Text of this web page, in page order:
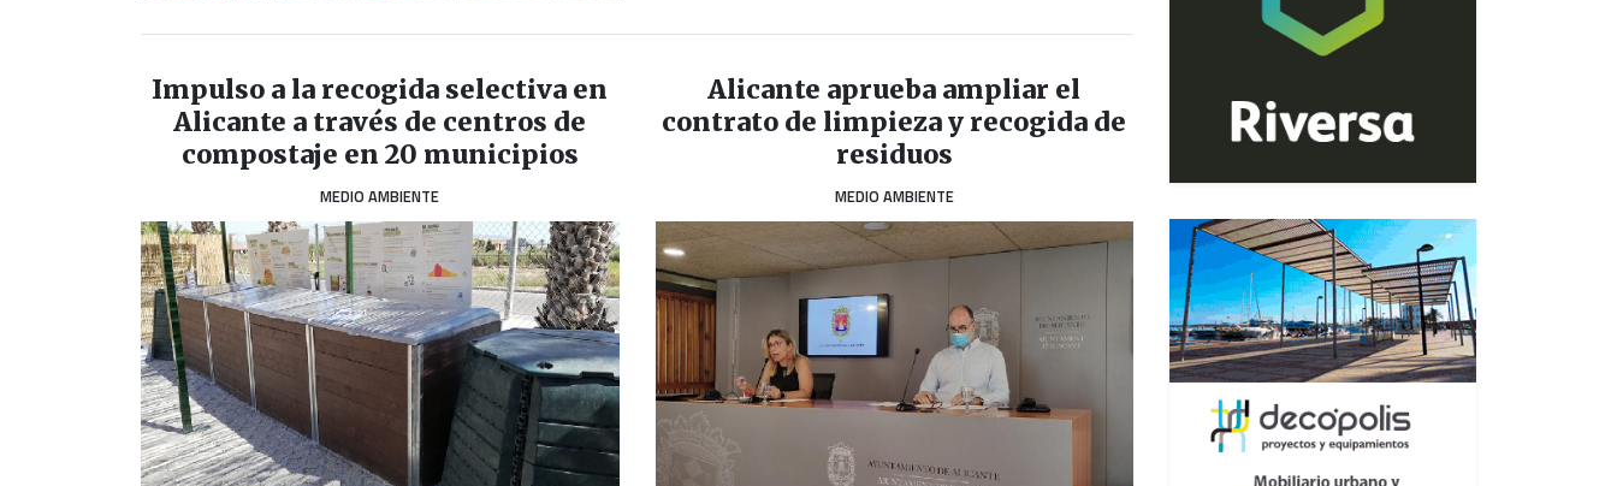
Impulso a la recogida selectiva en
Alicante a través de centros de
compostaje en 20 municipios
MEDIO AMBIENTE
Alicante aprueba ampliar el
contrato de limpieza y recogida de
residuos
MEDIO AMBIENTE